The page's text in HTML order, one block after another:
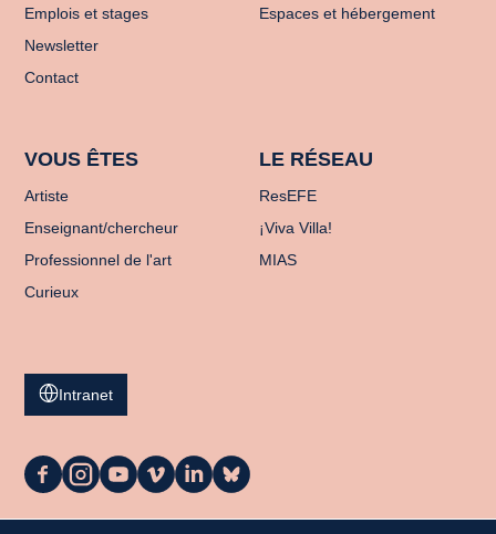
Emplois et stages
Newsletter
Contact
Espaces et hébergement
VOUS ÊTES
Artiste
Enseignant/chercheur
Professionnel de l'art
Curieux
LE RÉSEAU
ResEFE
¡Viva Villa!
MIAS
Intranet
La
sur
La
sur
La
sur
La
sur
La
sur
La
sur